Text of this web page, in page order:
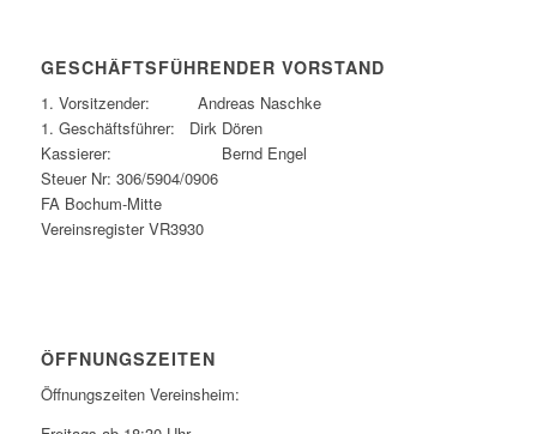
GESCHÄFTSFÜHRENDER VORSTAND
1. Vorsitzender: Andreas Naschke
1. Geschäftsführer: Dirk Dören
Kassierer: Bernd Engel
Steuer Nr: 306/5904/0906
FA Bochum-Mitte
Vereinsregister VR3930
ÖFFNUNGSZEITEN
Öffnungszeiten Vereinsheim: